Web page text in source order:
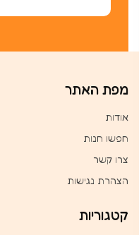
מפת האתר
אודות
חפשו חנות
צרו קשר
הצהרת נגישות
קטגוריות